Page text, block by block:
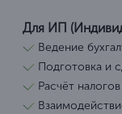
Для ИП
Ведение
Подготовка и
Расчёт